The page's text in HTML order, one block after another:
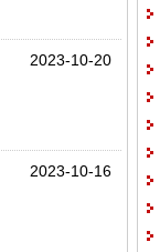
2023-10-20
2023-10-16